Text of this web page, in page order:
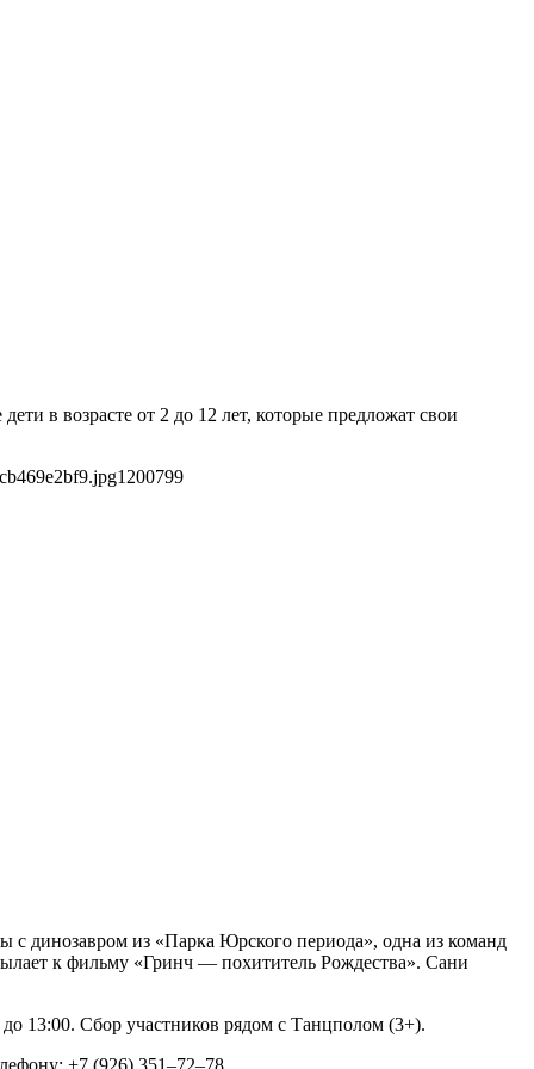
в возрасте от 2 до 12 лет, которые предложат свои
1200799
с динозавром из «Парка Юрского периода», одна из команд
к фильму «Гринч — похититель Рождества». Сани
13:00. Сбор участников рядом с Танцполом (3+).
+7 (926) 351–72–78.